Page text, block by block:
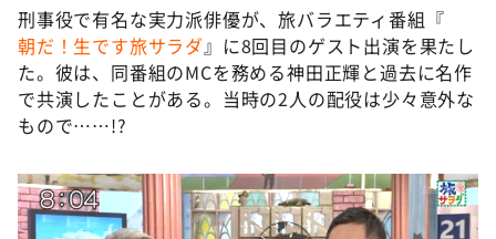
て真剣です
探偵！ナイトスクープ
news おかえり
河合＆A.B.C-Z塚田×福井アナ「なんでやねん！？」
（news おかえり）
DAIGOも台所 ～きょうの献立 何にする？～
本日はダイアンなり！シーズン２
刑事役で有名な実力派俳優が、旅バラエティ番組『
朝だ！生です旅サラダ』に8回目のゲスト出演を果たし
た。彼は、同番組のMCを務める神田正輝と過去に名作
で共演したことがある。当時の2人の配役は少々意外な
もので……!?